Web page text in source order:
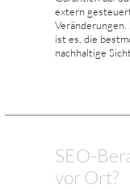
extern
ist es, die
nachhaltige
SEO-
vor Ort?